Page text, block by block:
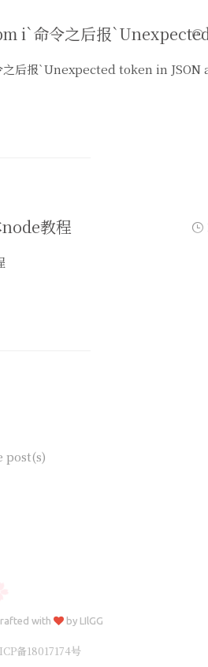
后报`Unexpected token in JSON
教程
post(s)
with by LIlGG
备18017174号